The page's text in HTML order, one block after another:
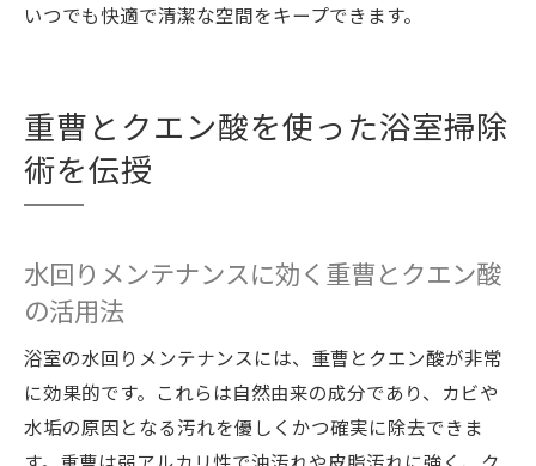
いつでも快適で清潔な空間をキープできます。
重曹とクエン酸を使った浴室掃除
術を伝授
水回りメンテナンスに効く重曹とクエン酸
の活用法
浴室の水回りメンテナンスには、重曹とクエン酸が非常
に効果的です。これらは自然由来の成分であり、カビや
水垢の原因となる汚れを優しくかつ確実に除去できま